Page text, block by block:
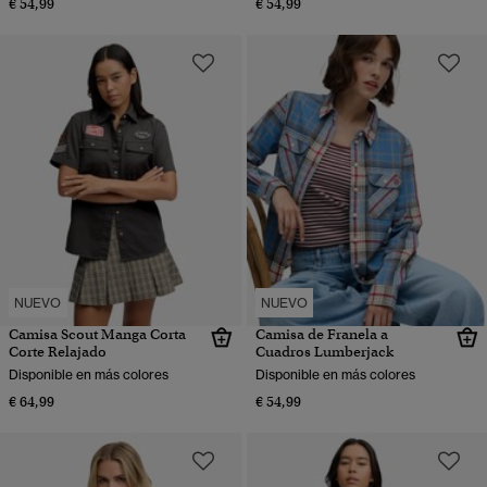
NUEVO
Camisa Scout Manga Corta
Corte Relajado
Disponible en más colores
€ 64,99
NUEVO
Camisa de Franela a
Cuadros Lumberjack
Disponible en más colores
€ 54,99